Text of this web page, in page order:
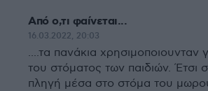
Από ο,τι φαίνεται...
16.03.2022, 20:03
....τα πανάκια χρησιμοποιουνταν
του στόματος των παιδιών. Έτσι
πληγή μέσα στο στόμα του